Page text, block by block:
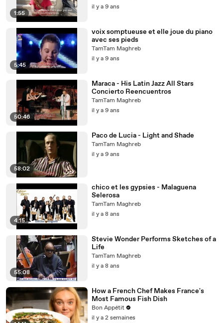
1:55
il y a 9 ans
5:45
voix somptueuse et elle joue du piano
avec ses pieds
TamTam Maghreb
il y a 9 ans
50:46
Maraca - His Latin Jazz All Stars
Concierto Reencuentros
TamTam Maghreb
il y a 9 ans
58:02
Paco de Lucia - Light and Shade
TamTam Maghreb
il y a 9 ans
4:15
chico et les gypsies - Malaguena
Selerosa
TamTam Maghreb
il y a 8 ans
55:08
Stevie Wonder Performs Sketches of a
Life
TamTam Maghreb
il y a 8 ans
How a French Chef Makes France's
Most Famous Fish Dish
Bon Appétit
il y a 2 semaines